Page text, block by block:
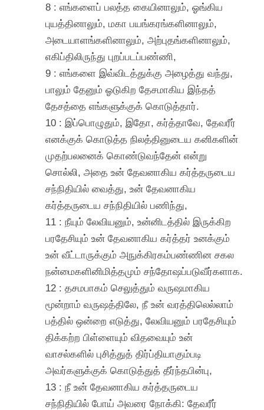
8 : எங்களைப் பலத்த கையினாலும், ஓங்கிய
புயத்தினாலும், மகா பயங்கரங்களினாலும்,
அடையாளங்களினாலும், அற்புதங்களினாலும்,
எகிப்திலிருந்து புறப்படப்பண்ணி,
9 : எங்களை இவ்விடத்துக்கு அழைத்து வந்து,
பாலும் தேனும் ஓடுகிற தேசமாகிய இந்தத்
தேசத்தை எங்களுக்குக் கொடுத்தார்.
10 : இப்பொழுதும், இதோ, கர்த்தாவே, தேவரீர்
எனக்குக் கொடுத்த நிலத்தினுடைய கனிகளின்
முதற்பலனைக் கொண்டுவந்தேன் என்று
சொல்லி, அதை உன் தேவனாகிய கர்த்தருடைய
சந்நிதியில் வைத்து, உன் தேவனாகிய
கர்த்தருடைய சந்நிதியில் பணிந்து,
11 : நீயும் லேவியனும், உன்னிடத்தில் இருக்கிற
பரதேசியும் உன் தேவனாகிய கர்த்தர் உனக்கும்
உன் வீட்டாருக்கும் அநுக்கிரகம்பண்ணின சகல
நன்மைகளினிமித்தமும் சந்தோஷப்படுவீர்களாக.
12 : தசமபாகம் செலுத்தும் வருஷமாகிய
மூன்றாம் வருஷத்திலே, நீ உன் வரத்திலெல்லாம்
பத்தில் ஒன்றை எடுத்து, லேவியனும் பரதேசியும்
திக்கற்ற பிள்ளையும் விதவையும் உன்
வாசல்களில் புசித்துத் திர்ப்தியாகும்படி
அவர்களுக்குக் கொடுத்துத் தீர்ந்தபின்பு,
13 : நீ உன் தேவனாகிய கர்த்தருடைய
சந்நிதியில் போய் அவரை நோக்கி: தேவரீர்